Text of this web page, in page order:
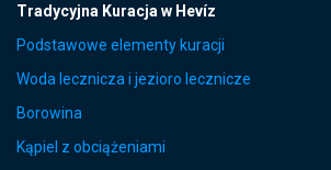
Tradycyjna Kuracja w Hevíz
Podstawowe elementy kuracji
Woda lecznicza i jezioro lecznicze
Borowina
Kąpiel z obciążeniami